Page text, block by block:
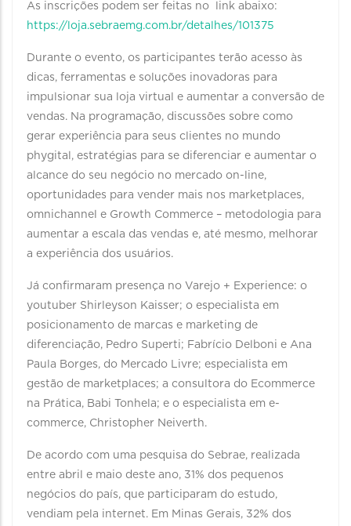
As inscrições podem ser feitas no link abaixo:
https://loja.sebraemg.com.br/detalhes/101375
Durante o evento, os participantes terão acesso às
dicas, ferramentas e soluções inovadoras para
impulsionar sua loja virtual e aumentar a conversão de
vendas. Na programação, discussões sobre como
gerar experiência para seus clientes no mundo
phygital, estratégias para se diferenciar e aumentar o
alcance do seu negócio no mercado on-line,
oportunidades para vender mais nos marketplaces,
omnichannel e Growth Commerce – metodologia para
aumentar a escala das vendas e, até mesmo, melhorar
a experiência dos usuários.
Já confirmaram presença no Varejo + Experience: o
youtuber Shirleyson Kaisser; o especialista em
posicionamento de marcas e marketing de
diferenciação, Pedro Superti; Fabrício Delboni e Ana
Paula Borges, do Mercado Livre; especialista em
gestão de marketplaces; a consultora do Ecommerce
na Prática, Babi Tonhela; e o especialista em e-
commerce, Christopher Neiverth.
De acordo com uma pesquisa do Sebrae, realizada
entre abril e maio deste ano, 31% dos pequenos
negócios do país, que participaram do estudo,
vendiam pela internet. Em Minas Gerais, 32% dos